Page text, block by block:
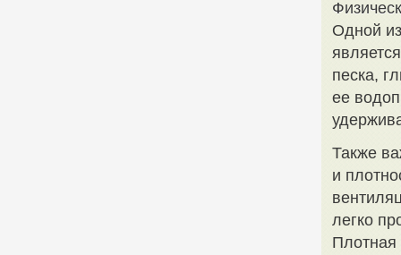
Одной
песка,
ее
Также
и
легко
Плотная